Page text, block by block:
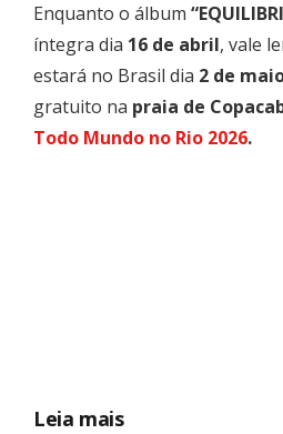
Enquanto o álbum
íntegra dia 16 de abril, vale
estará no Brasil dia 2 de
gratuito na praia de
Todo Mundo no Rio 2026.
Leia mais